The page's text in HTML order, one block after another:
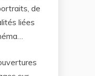
de
liées